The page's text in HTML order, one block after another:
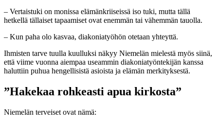
– Vertaistuki on monissa elämänkriiseissä iso tuki, mutta tällä
hetkellä tällaiset tapaamiset ovat enemmän tai vähemmän tauolla.
– Kun paha olo kasvaa, diakoniatyöhön otetaan yhteyttä.
Ihmisten tarve tuulla kuulluksi näkyy Niemelän mielestä myös siinä,
että viime vuonna aiempaa useammin diakoniatyöntekijän kanssa
haluttiin puhua hengellisistä asioista ja elämän merkityksestä.
”Hakekaa rohkeasti apua kirkosta”
Niemelän terveiset ovat nämä: